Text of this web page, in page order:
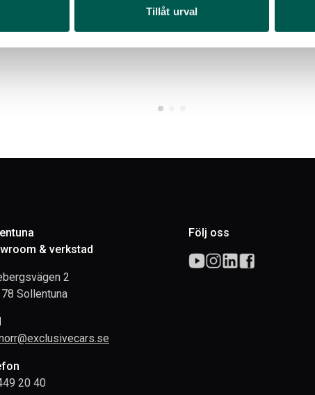
Tillåt urval
& verkstad
2
Sollentuna
20 40
Följ oss